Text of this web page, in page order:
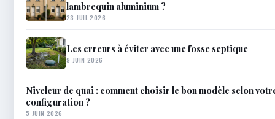
lambrequin aluminium ?
23 JUIL 2026
Les erreurs à éviter avec une fosse septique
9 JUIN 2026
Niveleur de quai : comment choisir le bon modèle selon
configuration ?
5 JUIN 2026